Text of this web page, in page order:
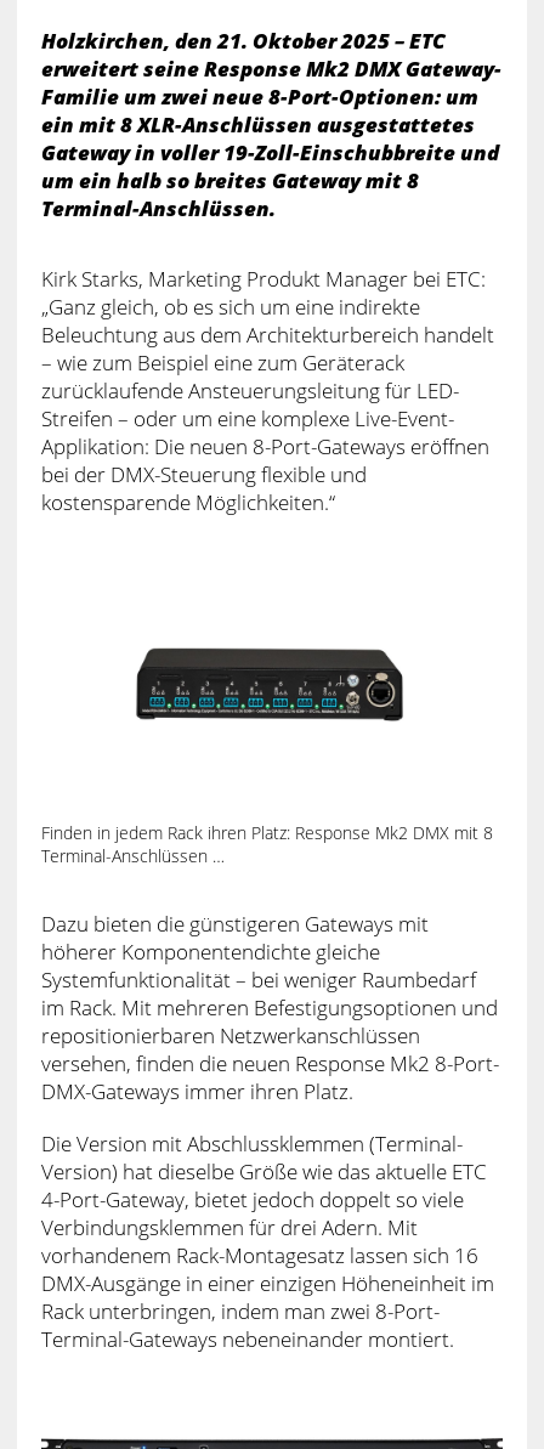
Holzkirchen, den 21. Oktober 2025 – ETC
erweitert seine Response Mk2 DMX Gateway-
Familie um zwei neue 8-Port-Optionen: um
ein mit 8 XLR-Anschlüssen ausgestattetes
Gateway in voller 19-Zoll-Einschubbreite und
um ein halb so breites Gateway mit 8
Terminal-Anschlüssen.
Kirk Starks, Marketing Produkt Manager bei ETC:
„Ganz gleich, ob es sich um eine indirekte
Beleuchtung aus dem Architekturbereich handelt
– wie zum Beispiel eine zum Geräterack
zurücklaufende Ansteuerungsleitung für LED-
Streifen – oder um eine komplexe Live-Event-
Applikation: Die neuen 8-Port-Gateways eröffnen
bei der DMX-Steuerung flexible und
kostensparende Möglichkeiten.“
Finden in jedem Rack ihren Platz: Response Mk2 DMX mit 8
Terminal-Anschlüssen …
Dazu bieten die günstigeren Gateways mit
höherer Komponentendichte gleiche
Systemfunktionalität – bei weniger Raumbedarf
im Rack. Mit mehreren Befestigungsoptionen und
repositionierbaren Netzwerkanschlüssen
versehen, finden die neuen Response Mk2 8-Port-
DMX-Gateways immer ihren Platz.
Die Version mit Abschlussklemmen (Terminal-
Version) hat dieselbe Größe wie das aktuelle ETC
4-Port-Gateway, bietet jedoch doppelt so viele
Verbindungsklemmen für drei Adern. Mit
vorhandenem Rack-Montagesatz lassen sich 16
DMX-Ausgänge in einer einzigen Höheneinheit im
Rack unterbringen, indem man zwei 8-Port-
Terminal-Gateways nebeneinander montiert.